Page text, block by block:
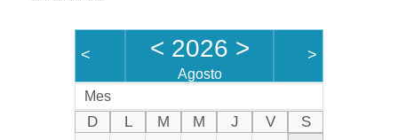
< < 2026 >
Agosto
>
Mes
D L M M J V
S